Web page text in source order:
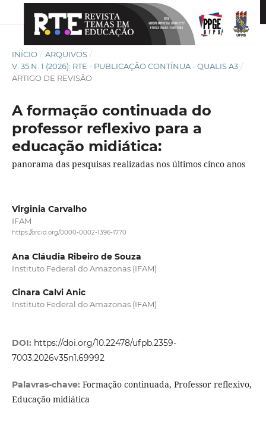
INÍCIO / ARQUIVOS /
V. 35 N. 1 (2026): RTE - PUBLICAÇÃO CONTÍNUA - QUALIS A3 /
ARTIGO DE REVISÃO
A formação continuada do
professor reflexivo para a
educação midiática:
panorama das pesquisas realizadas nos últimos cinco anos
Virginia Carvalho
IFAM
https://orcid.org/0000-0002-1396-1770
Ana Cláudia Ribeiro de Souza
Instituto Federal do Amazonas (IFAM)
Cinara Calvi Anic
Instituto Federal do Amazonas (IFAM)
DOI: https://doi.org/10.22478/ufpb.2359-
7003.2026v35n1.69992
Palavras-chave: Formação continuada, Professor reflexivo,
Educação midiática